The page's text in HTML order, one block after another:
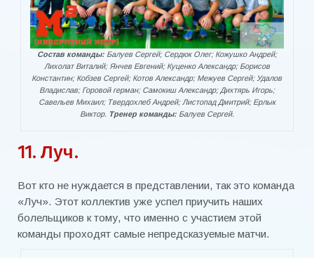
Микрорайоны
НОВОСТИ
Американский футбол в Бердянске
Женский футбол
Мотокросс в Бердянске.
Футбол в массы
Футбол в Украине 1912 год
Футболистка из Бердянска
Состав команды:Балуев Сергей; Сердюк Олег; Кожушко Андрей;
Лихолат Виталий; Янчев Евгений; Куценко Александр; Борисов
Константин; Кобзев Сергей; Котов Александр; Межуев Сергей; Удалов
Владислав; Горовой герман; Самокиш Александр; Дихтярь Игорь;
Савельев Михаил; Твердохлеб Андрей; Листопад Дмитрий; Ерлык
Виктор. Тренер команды:Балуев Сергей.
11. Луч.
Вот кто не нуждается в представлении, так это команда
«Луч». Этот коллектив уже успел приучить наших
болельщиков к тому, что именно с участием этой
команды проходят самые непредсказуемые матчи.